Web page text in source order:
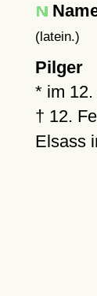
(latein.)
Pilger
* im
† 12.
Elsass